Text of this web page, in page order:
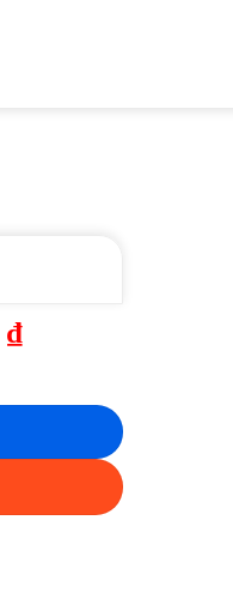
₫Giá
hiện
720.000 ₫.